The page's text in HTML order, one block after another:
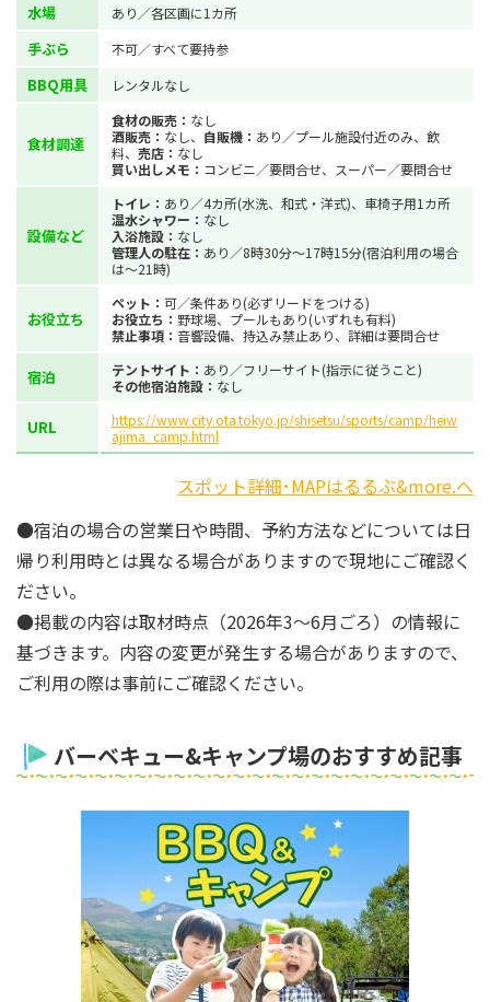
水場 あり／各区画に1カ所
手ぶら 不可／すべて要持参
BBQ用具 レンタルなし
食材調達
食材の販売： なし
酒販売： なし、 自販機： あり／プール施設付近のみ、飲
料、 売店： なし
買い出しメモ： コンビニ／要問合せ、スーパー／要問合せ
設備など
トイレ： あり／4カ所(水洗、和式・洋式)、車椅子用1カ所
温水シャワー： なし
入浴施設： なし
管理人の駐在： あり／8時30分～17時15分(宿泊利用の場合
は～21時)
お役立ち
ペット： 可／条件あり(必ずリードをつける)
お役立ち： 野球場、プールもあり(いずれも有料)
禁止事項： 音響設備、持込み禁止あり、詳細は要問合せ
宿泊 テントサイト： あり／フリーサイト(指示に従うこと)
その他宿泊施設： なし
URL
https://www.city.ota.tokyo.jp/shisetsu/sports/camp/heiw
ajima_camp.html
スポット詳細･MAPはるるぶ&more.へ
●宿泊の場合の営業日や時間、予約方法などについては日
帰り利用時とは異なる場合がありますので現地にご確認く
ださい。
●掲載の内容は取材時点（2026年3～6月ごろ）の情報に
基づきます。内容の変更が発生する場合がありますので、
ご利用の際は事前にご確認ください。
バーベキュー&キャンプ場のおすすめ記事